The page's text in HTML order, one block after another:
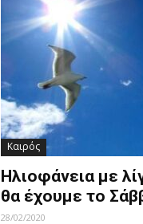
Καιρός
Ηλιοφάνεια με
θα έχουμε το
28/02/2020